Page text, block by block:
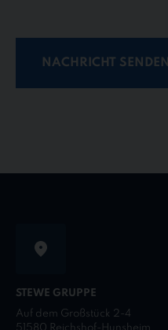
NACHRICHT SENDEN
STEWE GRUPPE
Auf dem Großstück 2-4